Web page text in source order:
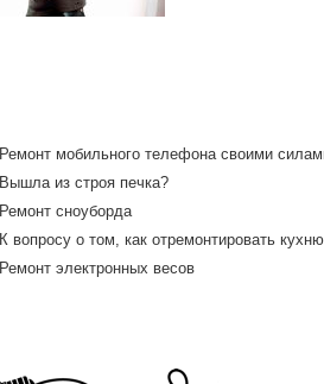
Ремонт мобильного телефона своими
Вышла из строя печка?
Ремонт сноуборда
К вопросу о том, как отремонтировать
Ремонт электронных весов